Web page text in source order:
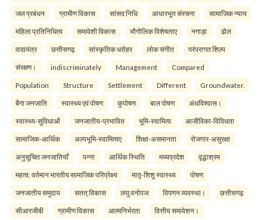
जल प्रबंधन ग्रामीण विकास सांसद निधि आधारभूत संरचना सामाजिक न्याय
महिला प्रतिनिधित्व समावेशी विकास भौगोलिक विशेषताए नगाड़ा ढोल
वाद्ययंत्र छत्तीसगढ़ सांस्कृतिक धरोहर लोक संगीत परंपरागत शिल्प
संरक्षण। indiscriminately Management Compared
Population Structure Settlement Different Groundwater.
बैगा जनजाति स्वास्थ्य एवं पोषण कुपोषण बाल पोषण अंधविश्वास।
स्वास्थ्य-सुविधाओं जनजातीय-प्रभावित भूमि-स्वामित्व आजीविका-विविधता
सामाजिक-आर्थिक अल्पभूमि-स्वामित्वए शिक्षा-असमानता रोजगार-असुरक्षा
अनुसूचित जनजातियाँ पन्ना आर्थिक स्थिति मध्यप्रदेश वृद्धाश्रम
महत्व: वर्तमान भारतीय सामाजिक परिप्रेक्ष्य मातृ-शिशु स्वास्थ्य पोषण
जनजातीय समुदाय सतत् विकास लघु वनोपज विपणन व्यवस्था। छत्तीसगढ़
सीआरजीबी ग्रामीण विकास आत्मनिर्भरता वित्तीय समावेशन।